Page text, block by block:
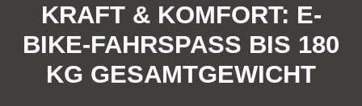
KRAFT & KOMFORT: E-
BIKE-FAHRSPASS BIS 180 K
G GESAMTGEWICHT